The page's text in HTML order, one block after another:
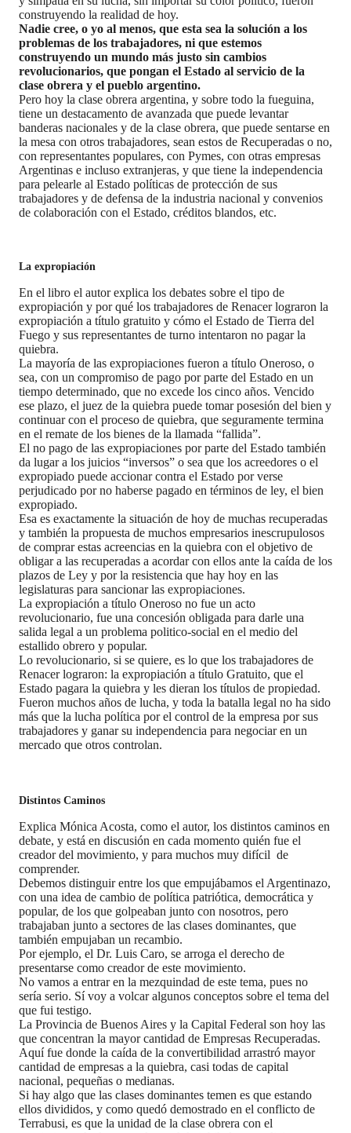
construyendo la realidad de hoy.
Nadie cree, o yo al menos, que esta sea la solución a los
problemas de los trabajadores, ni que estemos
construyendo un mundo más justo sin cambios
revolucionarios, que pongan el Estado al servicio de la
clase obrera y el pueblo argentino.
Pero hoy la clase obrera argentina, y sobre todo la fueguina,
tiene un destacamento de avanzada que puede levantar
banderas nacionales y de la clase obrera, que puede sentarse en
la mesa con otros trabajadores, sean estos de Recuperadas o no,
con representantes populares, con Pymes, con otras empresas
Argentinas e incluso extranjeras, y que tiene la independencia
para pelearle al Estado políticas de protección de sus
trabajadores y de defensa de la industria nacional y convenios
de colaboración con el Estado, créditos blandos, etc.
La expropiación
En el libro el autor explica los debates sobre el tipo de
expropiación y por qué los trabajadores de Renacer lograron la
expropiación a título gratuito y cómo el Estado de Tierra del
Fuego y sus representantes de turno intentaron no pagar la
quiebra.
La mayoría de las expropiaciones fueron a título Oneroso, o
sea, con un compromiso de pago por parte del Estado en un
tiempo determinado, que no excede los cinco años. Vencido
ese plazo, el juez de la quiebra puede tomar posesión del bien y
continuar con el proceso de quiebra, que seguramente termina
en el remate de los bienes de la llamada “fallida”.
El no pago de las expropiaciones por parte del Estado también
da lugar a los juicios “inversos” o sea que los acreedores o el
expropiado puede accionar contra el Estado por verse
perjudicado por no haberse pagado en términos de ley, el bien
expropiado.
Esa es exactamente la situación de hoy de muchas recuperadas
y también la propuesta de muchos empresarios inescrupulosos
de comprar estas acreencias en la quiebra con el objetivo de
obligar a las recuperadas a acordar con ellos ante la caída de los
plazos de Ley y por la resistencia que hay hoy en las
legislaturas para sancionar las expropiaciones.
La expropiación a título Oneroso no fue un acto
revolucionario, fue una concesión obligada para darle una
salida legal a un problema politico-social en el medio del
estallido obrero y popular.
Lo revolucionario, si se quiere, es lo que los trabajadores de
Renacer lograron: la expropiación a título Gratuito, que el
Estado pagara la quiebra y les dieran los títulos de propiedad.
Fueron muchos años de lucha, y toda la batalla legal no ha sido
más que la lucha política por el control de la empresa por sus
trabajadores y ganar su independencia para negociar en un
mercado que otros controlan.
Distintos Caminos
Explica Mónica Acosta, como el autor, los distintos caminos en
debate, y está en discusión en cada momento quién fue el
creador del movimiento, y para muchos muy difícil de
comprender.
Debemos distinguir entre los que empujábamos el Argentinazo,
con una idea de cambio de política patriótica, democrática y
popular, de los que golpeaban junto con nosotros, pero
trabajaban junto a sectores de las clases dominantes, que
también empujaban un recambio.
Por ejemplo, el Dr. Luis Caro, se arroga el derecho de
presentarse como creador de este movimiento.
No vamos a entrar en la mezquindad de este tema, pues no
sería serio. Sí voy a volcar algunos conceptos sobre el tema del
que fui testigo.
La Provincia de Buenos Aires y la Capital Federal son hoy las
que concentran la mayor cantidad de Empresas Recuperadas.
Aquí fue donde la caída de la convertibilidad arrastró mayor
cantidad de empresas a la quiebra, casi todas de capital
nacional, pequeñas o medianas.
Si hay algo que las clases dominantes temen es que estando
ellos divididos, y como quedó demostrado en el conflicto de
Terrabusi, es que la unidad de la clase obrera con el